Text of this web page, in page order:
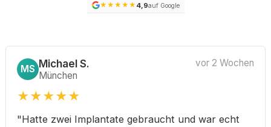
★ ★ ★ ★ ★ 4,9auf Google
MS Michael S.
München
vor 2 Wochen
★★★★★
"Hatte zwei Implantate gebraucht und war echt